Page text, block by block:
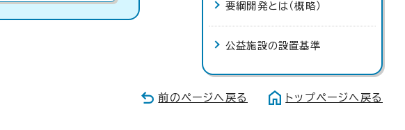
要綱開発とは（概略）
公益施設の設置基準
前のページへ戻る トップページへ戻る